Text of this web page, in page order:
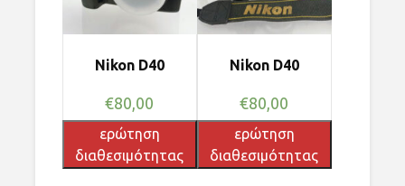
Nikon D40
€80,00
ερώτηση
διαθεσιμότητας
Nikon D40
€80,00
ερώτηση
διαθεσιμότητας